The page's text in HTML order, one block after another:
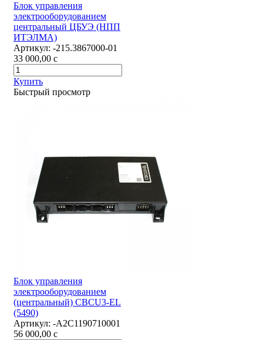
Блок управления
электрооборудованием
центральный ЦБУЭ (НПП
ИТЭЛМА)
Артикул: -215.3867000-01
33 000,00 c
Купить
Быстрый просмотр
Блок управления
электрооборудованием
(центральный) CBCU3-EL
(5490)
Артикул: -А2С1190710001
56 000,00 c